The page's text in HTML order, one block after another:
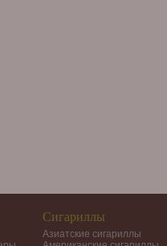
Сигариллы
Азиатские сигариллы